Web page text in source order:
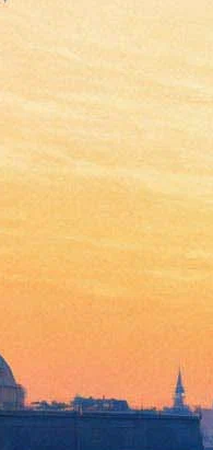
Фигуранта
дела»
приняли в
Горького